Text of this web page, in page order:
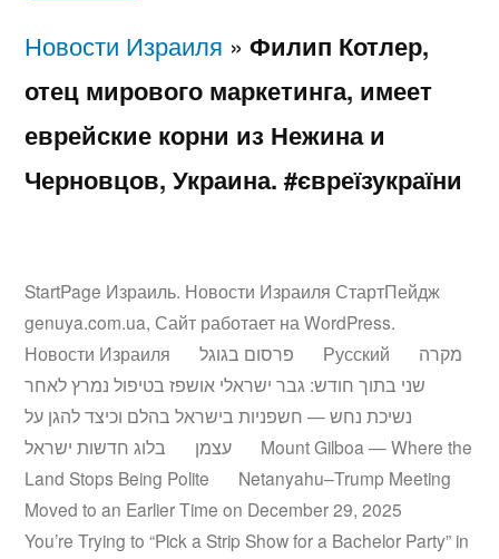
Новости Израиля » Филип Котлер,
отец мирового маркетинга, имеет
еврейские корни из Нежина и
Черновцов, Украина. #євреїзукраїни
StartPage Израиль. Новости Израиля СтартПейдж
genuya.com.ua, Сайт работает на WordPress.
Новости Израиля
פרסום בגוגל Русский
מקרה
שני בתוך חודש: גבר ישראלי אושפז בטיפול נמרץ לאחר
נשיכת נחש — חשפניות בישראל בהלם וכיצד להגן על
עצמן
בלוג חדשות ישראל
Mount Gilboa — Where the
Land Stops Being Polite
Netanyahu–Trump Meeting
Moved to an Earlier Time on December 29, 2025
You’re Trying to “Pick a Strip Show for a Bachelor Party” in